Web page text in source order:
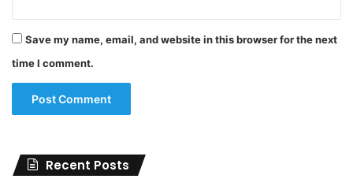
Save my name, email, and website in this browser for the next
time I comment.
Recent Posts